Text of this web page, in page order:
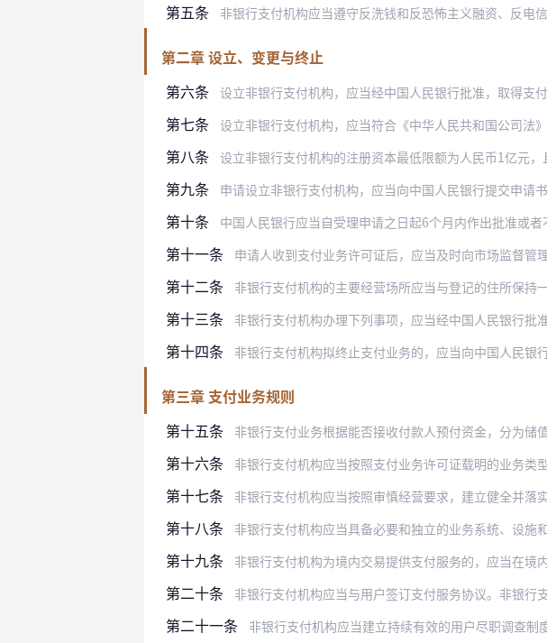
第五条 非银行支付机构应当遵守反洗钱和反恐怖主义融资、反电
第二章 设立、变更与终止
第六条
设立非银行支付机构，应当经中国人民银行批准，取得
第七条 设立非银行支付机构，应当符合《中华人民共和国公司法
第八条 设立非银行支付机构的注册资本最低限额为人民币1亿元，
第九条 申请设立非银行支付机构，应当向中国人民银行提交申请
第十条 中国人民银行应当自受理申请之日起6个月内作出批准或者不予批准
第十一条 申请人收到支付业务许可证后，应当及时向市场监督管
第十二条 非银行支付机构的主要经营场所应当与登记的住所保持一致。非银行
第十三条 非银行支付机构办理下列事项，应当经中国人民银行批准
第十四条 非银行支付机构拟终止支付业务的，应当向中国人民银行申请注销支
第三章 支付业务规则
第十五条
非银行支付业务根据能否接收付款人预付资金，分为储
第十六条 非银行支付机构应当按照支付业务许可证载明的业务类
第十七条 非银行支付机构应当按照审慎经营要求，建立健全并落实合规
第十八条 非银行支付机构应当具备必要和独立的业务系统、设施和技术，按照
第十九条 非银行支付机构为境内交易提供支付服务的，应当在境
第二十条 非银行支付机构应当与用户签订支付服务协议。非银行支付机构
第二十一条 非银行支付机构应当建立持续有效的用户尽职调查制度